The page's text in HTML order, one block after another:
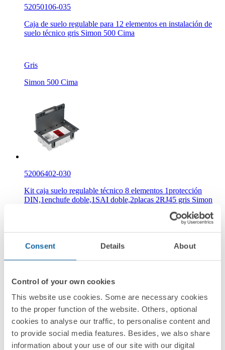
Consent Details About
Control of your own cookies
This website use cookies. Some are necessary cookies
to the proper function of the website. Others, optional
cookies to analyse our traffic, to personalise content and
to provide social media features. Besides, we also share
information about your use of our site with our digital
52050106-035
Caja de suelo regulable para 12 elementos en instalación de
suelo técnico gris Simon 500 Cima
Gris
Simon 500 Cima
52006402-030
Kit caja suelo regulable técnico 8 elementos 1protección
DIN,1enchufe doble,1SAI doble,2placas 2RJ45 gris Simon
Gris
Simon 500 Cima
52050104-035